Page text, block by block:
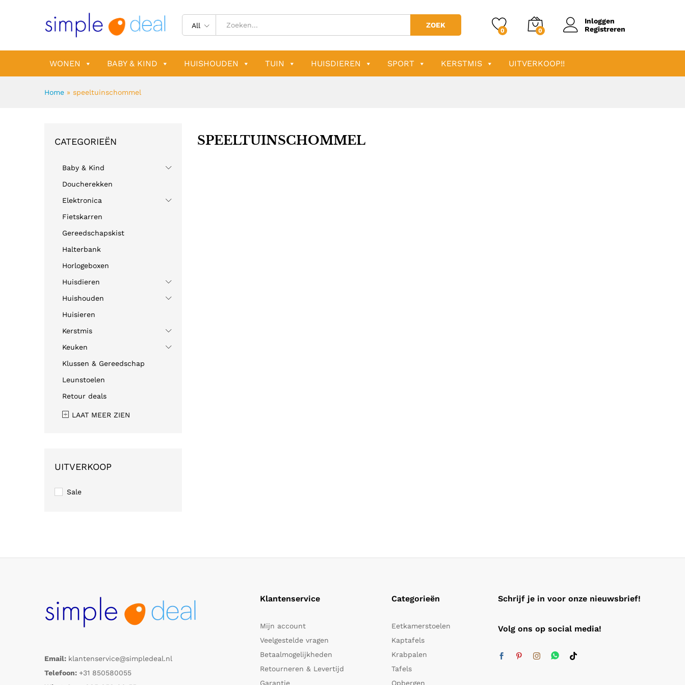
All ZOEK
0 0
Inloggen
Registreren
WONEN BABY & KIND HUISHOUDEN TUIN HUISDIEREN SPORT KERSTMIS UITVERKOOP!!
Home » speeltuinschommel
SPEELTUINSCHOMMEL
CATEGORIEËN
Baby & Kind
Doucherekken
Elektronica
Fietskarren
Gereedschapskist
Halterbank
Horlogeboxen
Huisdieren
Huishouden
Huisieren
Kerstmis
Keuken
Klussen & Gereedschap
Leunstoelen
Retour deals
LAAT MEER ZIEN
UITVERKOOP
Sale
Email: klantenservice@simpledeal.nl
Telefoon: +31 850580055
Klantenservice
Mijn account
Veelgestelde vragen
Betaalmogelijkheden
Retourneren & Levertijd
Garantie
Categorieën
Eetkamerstoelen
Kaptafels
Krabpalen
Tafels
Opbergen
Schrijf je in voor onze nieuwsbrief!
Volg ons op social media!